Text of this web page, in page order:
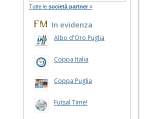
Tutte le società partner »
In evidenza
Albo d'Oro Puglia
Coppa Italia
Coppa Puglia
Futsal Time!